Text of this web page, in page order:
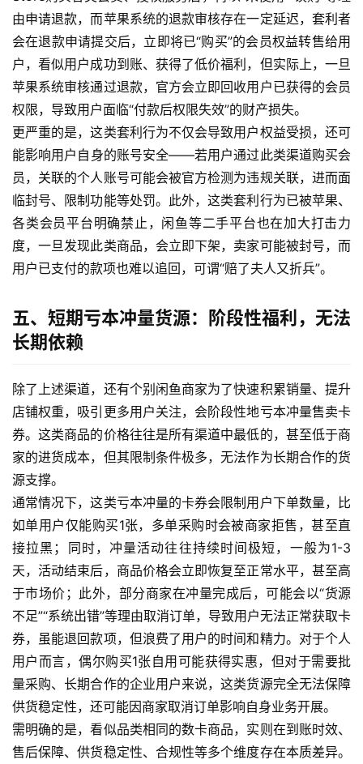
登录 注册
由申请退款，而苹果系统的退款审核存在一定延迟，套利者
会在退款申请提交后，立即将已“购买”的会员权益转售给用
户，看似用户成功到账、获得了低价福利，但实际上，一旦
苹果系统审核通过退款，官方会立即回收用户已获得的会员
权限，导致用户面临“付款后权限失效”的财产损失。
更严重的是，这类套利行为不仅会导致用户权益受损，还可
能影响用户自身的账号安全——若用户通过此类渠道购买会
员，关联的个人账号可能会被官方检测为违规关联，进而面
临封号、限制功能等处罚。此外，这类套利行为已被苹果、
各类会员平台明确禁止，闲鱼等二手平台也在加大打击力
度，一旦发现此类商品，会立即下架，卖家可能被封号，而
用户已支付的款项也难以追回，可谓“赔了夫人又折兵”。
五、短期亏本冲量货源：阶段性福利，无法
长期依赖
除了上述渠道，还有个别闲鱼商家为了快速积累销量、提升
店铺权重，吸引更多用户关注，会阶段性地亏本冲量售卖卡
券。这类商品的价格往往是所有渠道中最低的，甚至低于商
家的进货成本，但其限制条件极多，无法作为长期合作的货
源支撑。
通常情况下，这类亏本冲量的卡券会限制用户下单数量，比
如单用户仅能购买1张，多单采购时会被商家拒售，甚至直
接拉黑；同时，冲量活动往往持续时间极短，一般为1-3
天，活动结束后，商品价格会立即恢复至正常水平，甚至高
于市场价；此外，部分商家在冲量完成后，可能会以“货源
不足”“系统出错”等理由取消订单，导致用户无法正常获取卡
券，虽能退回款项，但浪费了用户的时间和精力。对于个人
用户而言，偶尔购买1张自用可能获得实惠，但对于需要批
量采购、长期合作的企业用户来说，这类货源完全无法保障
供货稳定性，还可能因商家取消订单影响自身业务开展。
需明确的是，看似品类相同的数卡商品，实则在到账时效、
售后保障、供货稳定性、合规性等多个维度存在本质差异。